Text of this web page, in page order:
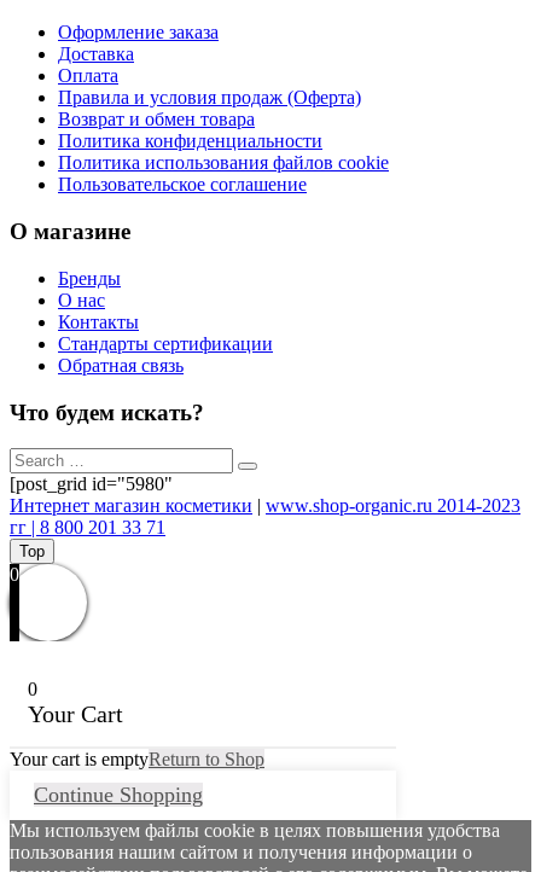
Оформление заказа
Доставка
Оплата
Правила и условия продаж (Оферта)
Возврат и обмен товара
Политика конфиденциальности
Политика использования файлов cookie
Пользовательское соглашение
О магазине
Бренды
О нас
Контакты
Стандарты сертификации
Обратная связь
Что будем искать?
[post_grid id="5980"
Интернет магазин косметики | www.shop-organic.ru 2014-2023
гг | 8 800 201 33 71
Top
0
0
Your Cart
Your cart is emptyReturn to Shop
Continue Shopping
Мы используем файлы cookie в целях повышения удобства
пользования нашим сайтом и получения информации о